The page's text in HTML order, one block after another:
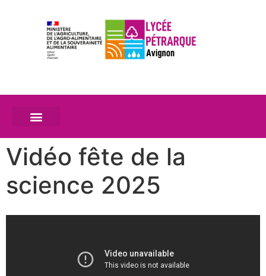
Vidéo fête de la
science 2025